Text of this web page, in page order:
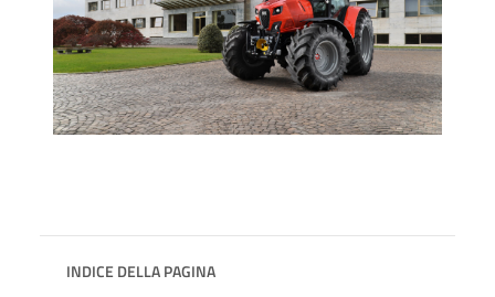
INDICE DELLA PAGINA